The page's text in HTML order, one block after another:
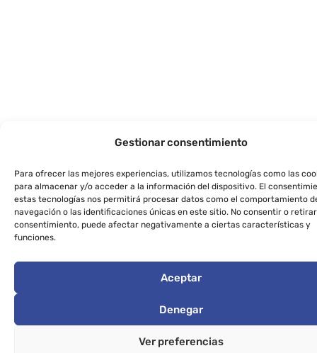
Gestionar consentimiento
Para ofrecer las mejores experiencias, utilizamos tecnologías como las
para almacenar y/o acceder a la información del dispositivo. El
estas tecnologías nos permitirá procesar datos como el comportamiento
navegación o las identificaciones únicas en este sitio. No consentir o
consentimiento, puede afectar negativamente a ciertas características y
funciones.
Aceptar
Denegar
Ver preferencias